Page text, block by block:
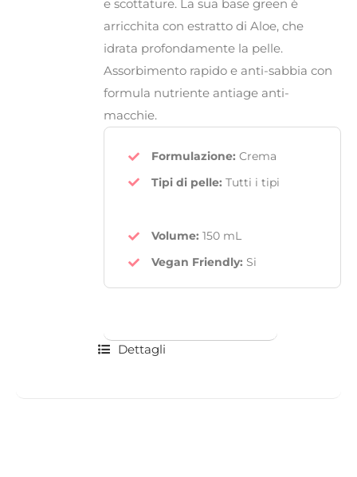
e scottature. La sua base green è
arricchita con estratto di Aloe, che
idrata profondamente la pelle.
Assorbimento rapido e anti-sabbia con
formula nutriente antiage anti-
macchie.
Formulazione: Crema
Tipi di pelle: Tutti i tipi
Volume: 150 mL
Vegan Friendly: Si
Dettagli